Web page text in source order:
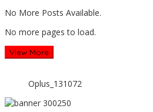
No More Posts Available.
No more pages to load.
View More
Oplus_131072